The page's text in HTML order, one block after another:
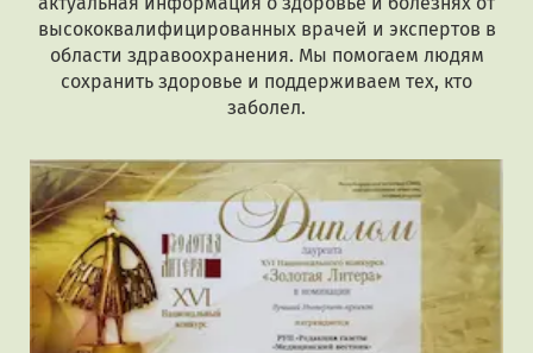
высококвалифицированных врачей и экспертов в
области здравоохранения. Мы помогаем людям
сохранить здоровье и поддерживаем тех, кто
заболел.